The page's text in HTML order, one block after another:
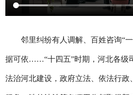
邻里纠纷有人调解、百姓咨询“一
据可依……“十四五”时期，河北各级
法治河北建设，政府立法、依法行政